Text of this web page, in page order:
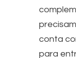
conta
para